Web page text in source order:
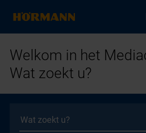
Welkom in het
Wat zoekt u?